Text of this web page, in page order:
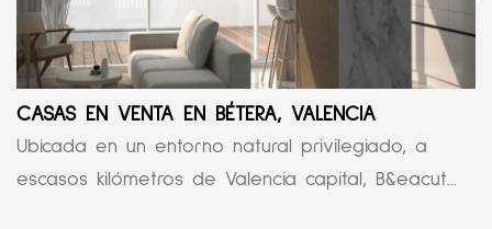
CASAS EN VENTA EN BÉTERA, VALENCIA
Ubicada en un entorno natural privilegiado, a
escasos kilómetros de Valencia capital, B&eacut...